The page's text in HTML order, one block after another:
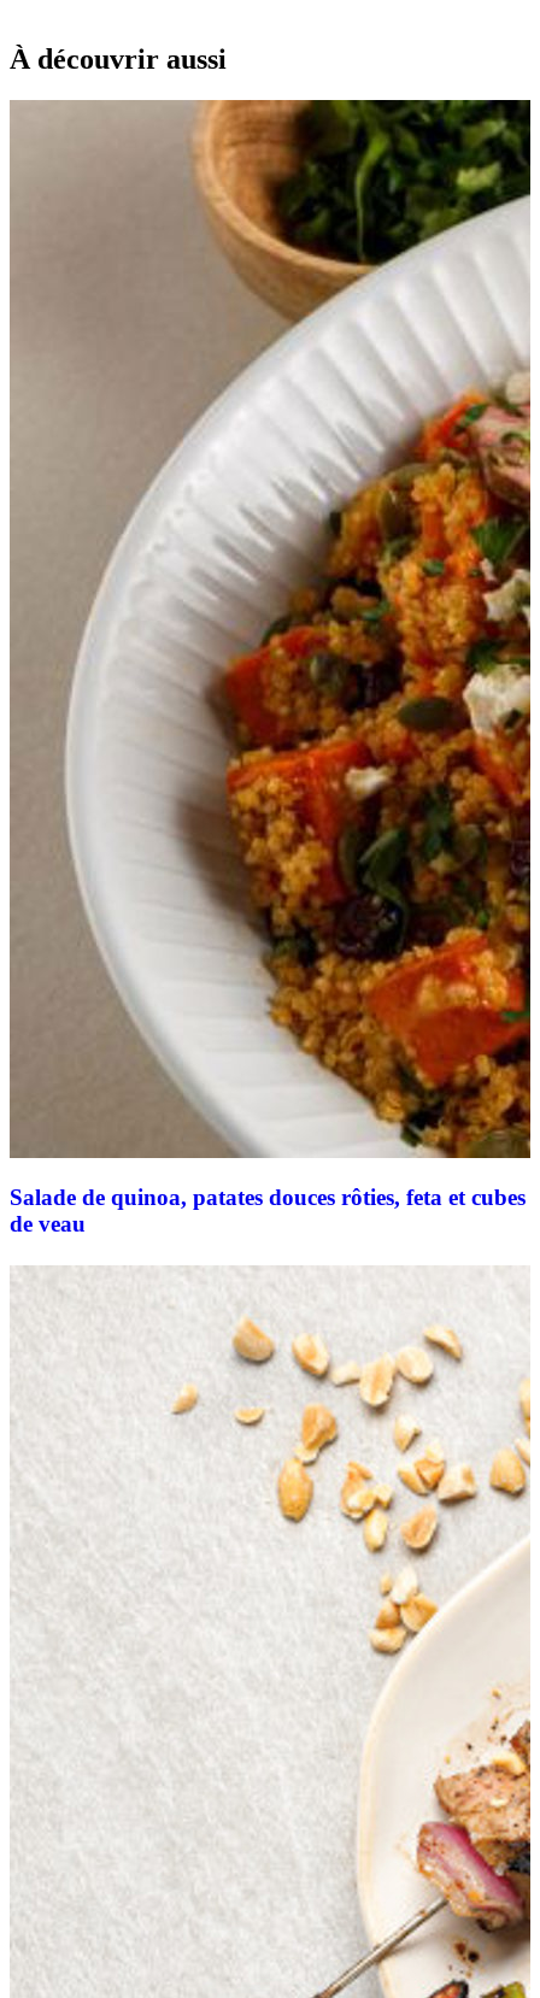
À découvrir aussi
Salade de quinoa, patates douces rôties, feta et cubes
de veau